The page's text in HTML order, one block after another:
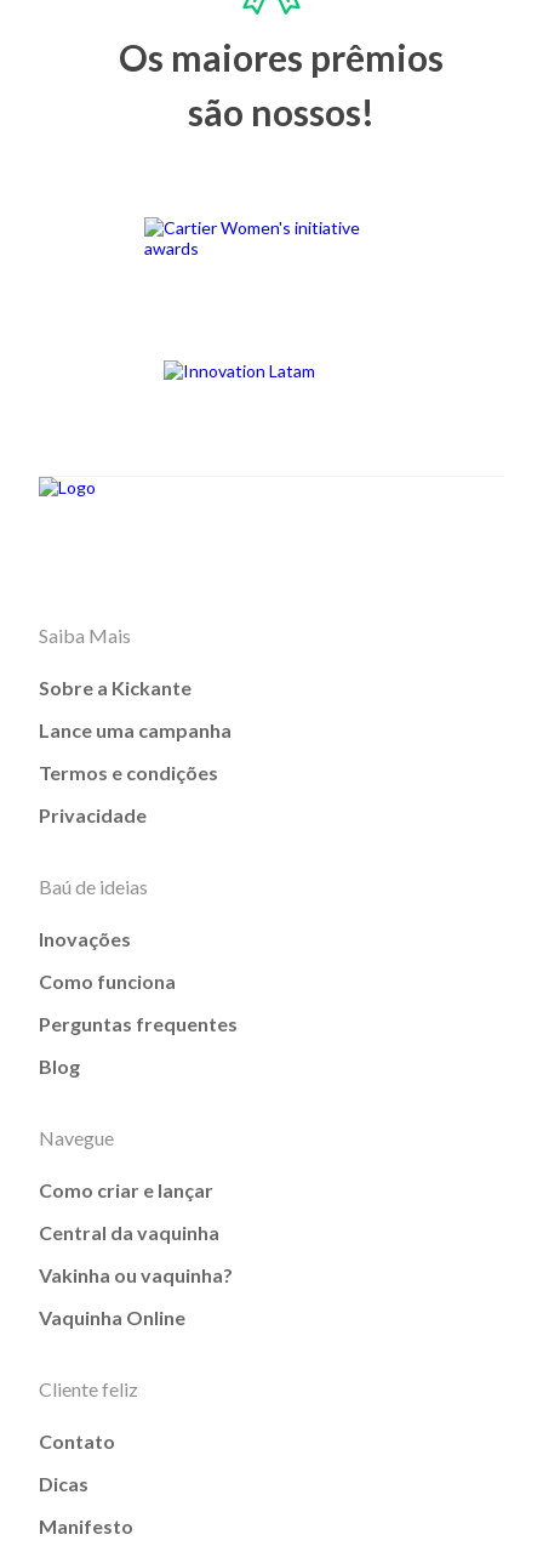
Os maiores prêmios
são nossos!
Saiba Mais
Sobre a Kickante
Lance uma campanha
Termos e condições
Privacidade
Baú de ideias
Inovações
Como funciona
Perguntas frequentes
Blog
Navegue
Como criar e lançar
Central da vaquinha
Vakinha ou vaquinha?
Vaquinha Online
Cliente feliz
Contato
Dicas
Manifesto